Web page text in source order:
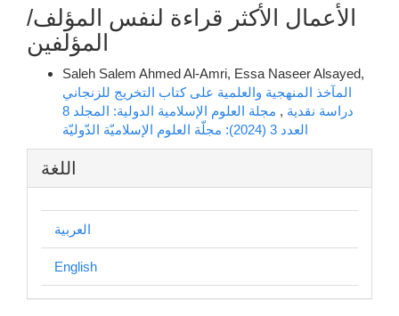
الأعمال الأكثر قراءة لنفس المؤلف/
المؤلفين
Saleh Salem Ahmed Al-Amri, Essa Naseer Alsayed,
المآخذ المنهجية والعلمية على كتاب التخريج للزنجاني
دراسة نقدية ,
مجلة العلوم الإسلامية الدولية: المجلد 8
العدد 3 (2024): مجلّة العلوم الإسلاميّة الدّوليّة
اللغة
العربية
English